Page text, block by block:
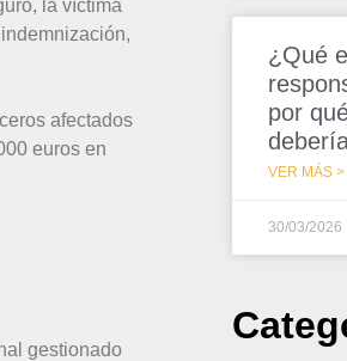
la víctima
afectados
euros en
gestionado
¿Qué
por
VER MÁS >
30/03/2026